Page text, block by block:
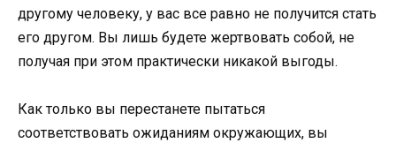
другому человеку, у вас все равно не получится стать
его другом. Вы лишь будете жертвовать собой, не
получая при этом практически никакой выгоды.
Как только вы перестанете пытаться
соответствовать ожиданиям окружающих, вы